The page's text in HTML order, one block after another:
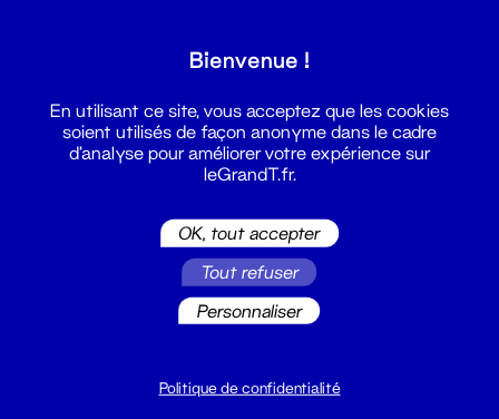
billetterie@leGrandT.fr
Bienvenue !
En utilisant ce site, vous acceptez que les cookies
soient utilisés de façon anonyme dans le cadre
d'analyse pour améliorer votre expérience sur
leGrandT.fr.
OK, tout accepter
Tout refuser
Personnaliser
Politique de confidentialité